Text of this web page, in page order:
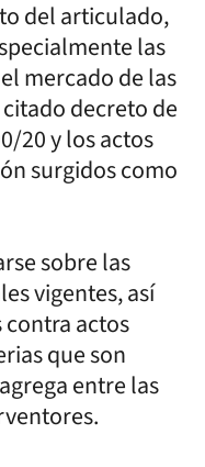
del articulado,
las
mercado de las
decreto de
20 y los actos
surgidos como
sobre las
vigentes, así
actos
que son
entre las